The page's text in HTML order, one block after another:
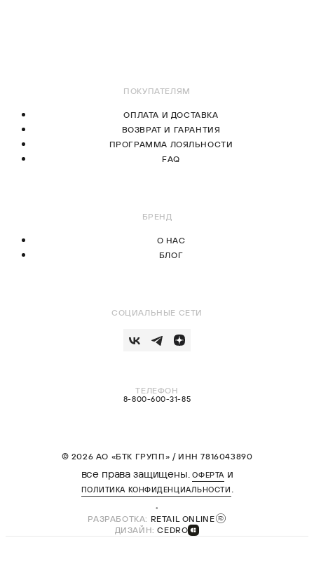
СОЦИАЛЬНЫЕ СЕТИ
ТЕЛЕФОН
8-800-600-31-85
ПОКУПАТЕЛЯМ
ОПЛАТА И ДОСТАВКА
ВОЗВРАТ И ГАРАНТИЯ
ПРОГРАММА ЛОЯЛЬНОСТИ
FAQ
БРЕНД
О НАС
БЛОГ
© 2026 АО «БТК ГРУПП» / ИНН 7816043890
все права защищены.ОФЕРТАи
ПОЛИТИКА КОНФИДЕНЦИАЛЬНОСТИ .
РАЗРАБОТКА: RETAIL ONLINE
ДИЗАЙН:CEDRO